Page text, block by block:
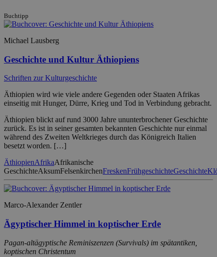
Buchtipp
Michael Lausberg
Geschichte und Kultur Äthiopiens
Schriften zur Kulturgeschichte
Äthiopien wird wie viele andere Gegenden oder Staaten Afrikas
einseitig mit Hunger, Dürre, Krieg und Tod in Verbindung gebracht.
Äthiopien blickt auf rund 3000 Jahre ununterbrochener Geschichte
zurück. Es ist in seiner gesamten bekannten Geschichte nur einmal
während des Zweiten Weltkrieges durch das Königreich Italien
besetzt worden. […]
ÄthiopienAfrikaAfrikanische
GeschichteAksumFelsenkirchenFreskenFrühgeschichteGeschichte
Marco-Alexander Zentler
Ägyptischer Himmel in koptischer Erde
Pagan-altägyptische Reminiszenzen (Survivals) im spätantiken,
koptischen Christentum